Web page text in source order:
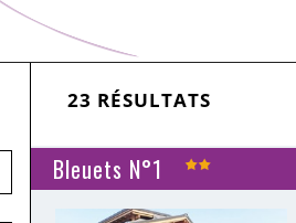
23 RÉSULTATS
Bleuets N°1